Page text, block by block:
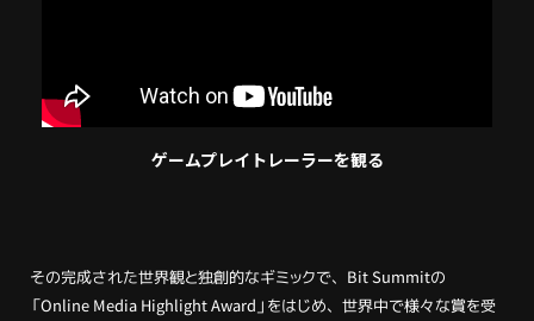
ゲームプレイトレーラーを観る
その完成された世界観と独創的なギミックで、Bit Summitの
「Online Media Highlight Award」をはじめ、世界中で様々な賞を受